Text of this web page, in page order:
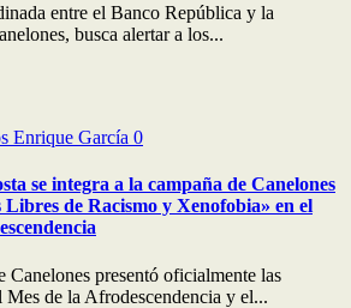
entre el Banco República y la
busca alertar a los...
Enrique García 0
se integra a la campaña de Canelones
de Racismo y Xenofobia» en el
Canelones presentó oficialmente las
Mes de la Afrodescendencia y el...